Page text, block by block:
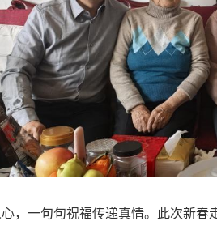
，一句句祝福传递真情。此次新